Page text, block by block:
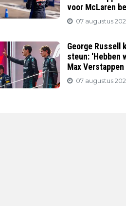
voor McLaren
07 augustus
George Russell
steun: 'Hebben
Max
07 augustus